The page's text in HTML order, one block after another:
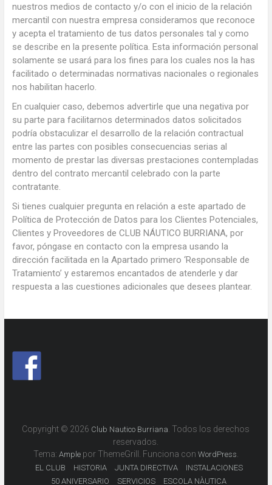
nuestros medios de contacto y/o con el inicio de la relación
mercantil con nuestra empresa consideramos que reconoce
y acepta el tratamiento de tus datos personales tal y como
se describe en la presente política. Esta información personal
solamente se usará para los fines para los cuales nos la has
facilitado o determinadas normativas nacionales o regionales
nos habilitan hacerlo.
En cualquier caso, debemos advertirle que una negativa por
su parte para facilitarnos determinados datos solicitados
podría obstaculizar el desarrollo de la relación contractual
entre las partes con posibles consecuencias serias al
momento de prestar las diversas prestaciones contempladas
dentro del contrato mercantil celebrado con la parte
contratante.
Si tienes cualquier pregunta en relación a este apartado de
Política de Protección de Datos para los Clientes Potenciales,
Clientes y Proveedores de CLUB NÁUTICO BURRIANA, por
favor, póngase en contacto con la empresa usando la
dirección facilitada en la Apartado primero ‘Responsable de
Tratamiento’ y estaremos encantados de atenderle y dar
respuesta a las cuestiones adicionales que desees plantear.
Copyright © 2026 Club Nautico Burriana . Todos los derechos
reservados.
Tema: Amplepor ThemeGrill. Funciona con WordPress
EL CLUB HISTORIA JUNTA DIRECTIVA
INSTALACIONES
50 ANIVERSARIO
SERVICIOS ESCOLA NÀUTICA